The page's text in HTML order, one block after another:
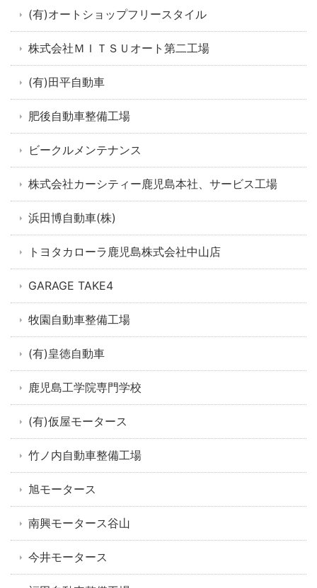
(有)オートショップフリースタイル
株式会社ＭＩＴＳＵオート第二工場
(有)田平自動車
肥後自動車整備工場
ビークルメンテナンス
株式会社カーシティー鹿児島本社、サービス工場
浜田博自動車(株)
トヨタカローラ鹿児島株式会社中山店
GARAGE TAKE4
牧園自動車整備工場
(有)皇徳自動車
鹿児島工学院専門学校
(有)仮屋モータース
竹ノ内自動車整備工場
旭モータース
南興モータース谷山
今井モータース